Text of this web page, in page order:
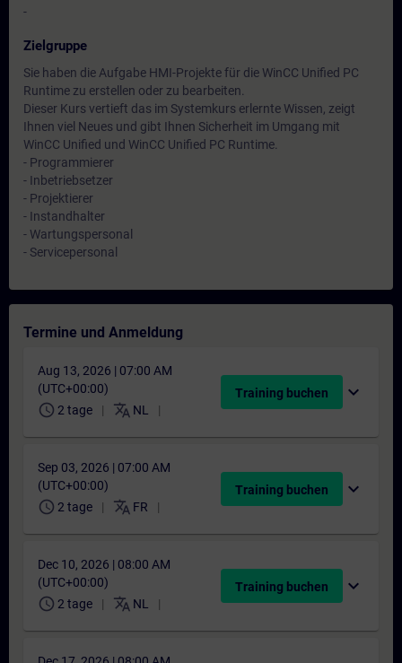
-
Zielgruppe
Sie haben die Aufgabe HMI-Projekte für die WinCC Unified PC
Runtime zu erstellen oder zu bearbeiten.
Dieser Kurs vertieft das im Systemkurs erlernte Wissen, zeigt
Ihnen viel Neues und gibt Ihnen Sicherheit im Umgang mit
WinCC Unified und WinCC Unified PC Runtime.
- Programmierer
- Inbetriebsetzer
- Projektierer
- Instandhalter
- Wartungspersonal
- Servicepersonal
Termine und Anmeldung
Aug 13, 2026 | 07:00 AM
(UTC+00:00)
schedule 2 tage translate NL
Training buchen expand_more
Sep 03, 2026 | 07:00 AM
(UTC+00:00)
schedule 2 tage translate FR
Training buchen expand_more
Dec 10, 2026 | 08:00 AM
(UTC+00:00)
schedule 2 tage translate NL
Training buchen expand_more